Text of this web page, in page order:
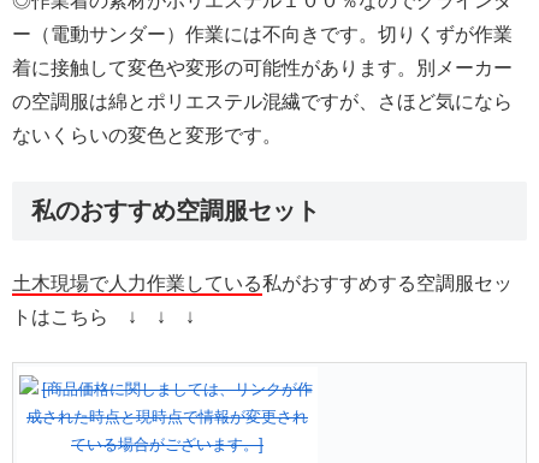
ー（電動サンダー）作業には不向きです。切りくずが作業
着に接触して変色や変形の可能性があります。別メーカー
の空調服は綿とポリエステル混繊ですが、さほど気になら
ないくらいの変色と変形です。
私のおすすめ空調服セット
土木現場で人力作業している私がおすすめする空調服セッ
トはこちら ↓ ↓ ↓